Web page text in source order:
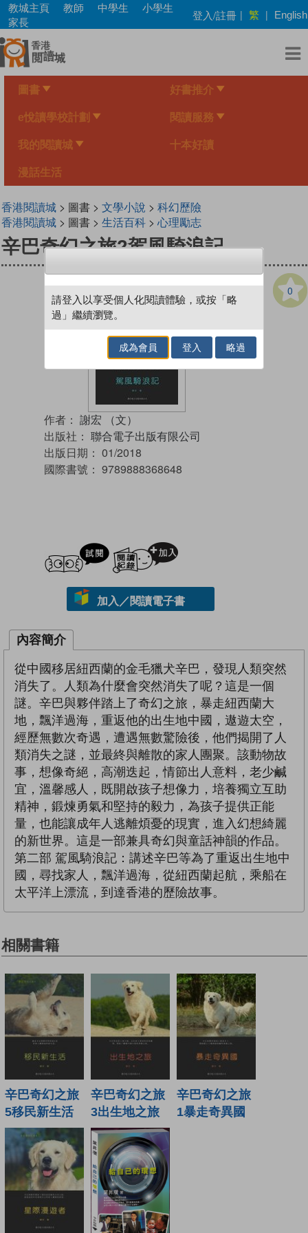
Skip
main
content
教城主頁 教師 中學生
小學生
家長
登入/註冊 | 繁 | English
圖書 好書推介
e悅讀學校計劃 閱讀服務
我的閱讀城 十本好讀
漫話生活
香港閱讀城> 圖書 > 文學小說 > 科幻歷險
香港閱讀城> 圖書 > 生活百科> 心理勵志
辛巴奇幻之旅2駕風騎浪記
0
作者： 謝宏 （文）
出版社： 聯合電子出版有限公司
出版日期： 01/2018
國際書號： 9789888368648
試閲
加入／閱讀電子書
內容簡介
從中國移居紐西蘭的金毛獵犬辛巴，發現人類突然
消失了。人類為什麼會突然消失了呢？這是一個
謎。辛巴與夥伴踏上了奇幻之旅，暴走紐西蘭大
地，飄洋過海，重返他的出生地中國，遨遊太空，
經歷無數次奇遇，遭遇無數驚險後，他們揭開了人
類消失之謎，並最終與離散的家人團聚。該動物故
事，想像奇絕，高潮迭起，情節出人意料，老少鹹
宜，溫馨感人，既開啟孩子想像力，培養獨立互助
精神，鍛煉勇氣和堅持的毅力，為孩子提供正能
量，也能讓成年人逃離煩憂的現實，進入幻想綺麗
的新世界。這是一部兼具奇幻與童話神韻的作品。
第二部 駕風騎浪記：講述辛巴等為了重返出生地中
國，尋找家人，飄洋過海，從紐西蘭起航，乘船在
太平洋上漂流，到達香港的歷險故事。
相關書籍
辛巴奇幻之旅
5移民新生活
辛巴奇幻之旅
3出生地之旅
辛巴奇幻之旅
1暴走奇異國
請登入以享受個人化閱讀體驗，或按「略
過」繼續瀏覽。
成為會員 登入 略過